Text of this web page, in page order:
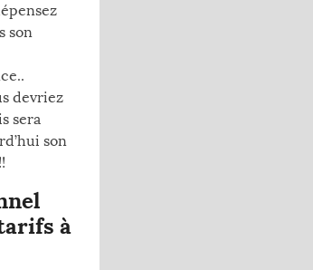
son
devriez
sera
son
à